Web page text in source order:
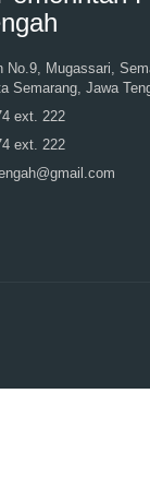
No.9, Mugassari,
Semarang, Jawa
ext. 222
ext. 222